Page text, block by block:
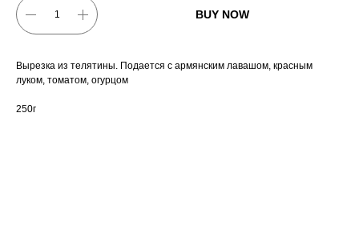
BUY NOW
Вырезка из телятины. Подается с армянским лавашом, красным
луком, томатом, огурцом
250г